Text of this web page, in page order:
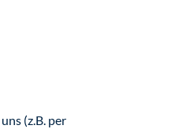
(z.B. per